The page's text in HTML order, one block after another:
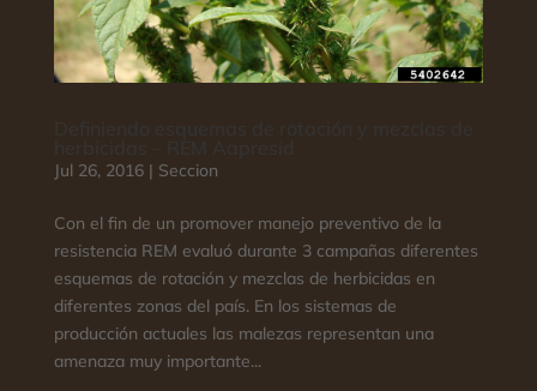
Jul 26, 2016| Seccion
Con el fin de un promover manejo preventivo de la
resistencia REM evaluó durante 3 campañas diferentes
esquemas de rotación y mezclas de herbicidas en
diferentes zonas del país. En los sistemas de
producción actuales las malezas representan una
amenaza muy importante...